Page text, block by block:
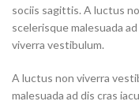
sociis sagittis. A luctus
scelerisque malesuada
viverra vestibulum.
A luctus non viverra
malesuada ad dis cras